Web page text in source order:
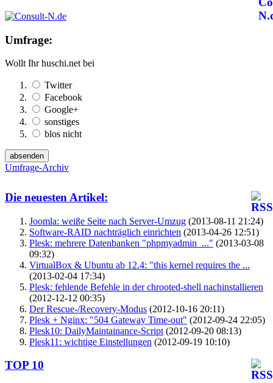
Umfrage:
Wollt Ihr huschi.net bei
Twitter
Facebook
Google+
sonstiges
blos nicht
Umfrage-Archiv
Die neuesten Artikel:
Joomla: weiße Seite nach Server-Umzug (2013-08-11 21:24)
Software-RAID nachträglich einrichten (2013-04-26 12:51)
Plesk: mehrere Datenbanken "phpmyadmin_..." (2013-03-08
09:32)
VirtualBox & Ubuntu ab 12.4: "this kernel requires the ...
(2013-02-04 17:34)
Plesk: fehlende Befehle in der chrooted-shell nachinstallieren
(2012-12-12 00:35)
Der Rescue-/Recovery-Modus (2012-10-16 20:11)
Plesk + Nginx: "504 Gateway Time-out" (2012-09-24 22:05)
Plesk10: DailyMaintainance-Script (2012-09-20 08:13)
Plesk11: wichtige Einstellungen (2012-09-19 10:10)
TOP 10